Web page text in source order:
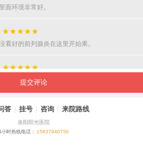
面环境非常好。
★★★★★
看好的前列腺炎在这里开始果。
★★★★★
护士穿着挺漂亮的。
★★★★★
提交评论
答 | 挂号 | 咨询 | 来院路线
洛阳阳光医院
小时热线电话： 15837940750